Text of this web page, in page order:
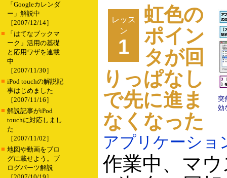
「Googleカレンダ
ー」解説中
［2007/12/14］
■
「はてなブックマ
ーク」活用の基礎
と応用ワザを連載
中
［2007/11/30］
■ iPod touchの解説記
事はじめました
［2007/11/16］
■ 解説記事がiPod
touchに対応しまし
た
［2007/11/02］
■ 地図や動画をブロ
グに載せよう。ブ
ログパーツ解説
突
効
レッス
ン
1
虹色の
ポイン
タが回
りっぱなし
で先に進ま
なくなった
アプリケーショ
作業中、マ